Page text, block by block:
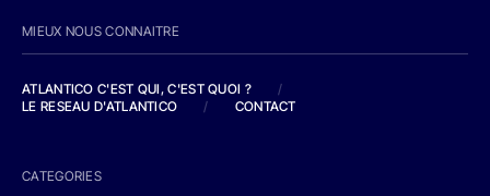
MIEUX NOUS CONNAITRE
ATLANTICO C'EST QUI, C'EST QUOI ?
/
LE RESEAU D'ATLANTICO
/ CONTACT
CATEGORIES